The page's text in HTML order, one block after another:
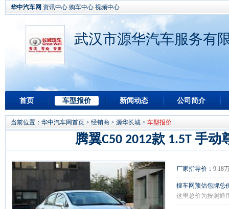
华中汽车网 资讯中心 购车中心 视频中心
武汉市源华汽车服务有
首页 车型报价 新闻动态 公司简介
当前位置： 华中汽车网首页 > 经销商 > 源华长城 > 车型报价
腾翼C50 2012款 1.5T 手动
厂家指导价： 9.18
搜车网预估包牌总
这里总价为按照通